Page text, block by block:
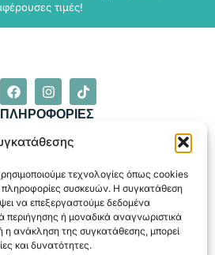
τεχνολογίες όπως cookies
συσκευών. Η συγκατάθεση
να επεξεργαστούμε δεδομένα
ή μοναδικά αναγνωριστικά
η ανάκληση της συγκατάθεσης, μπορεί
και δυνατότητες.
τιμές!
ΠΛΗΡΟΦΟΡΙΕΣ
ΑΠΟΣΤΟΛΗ